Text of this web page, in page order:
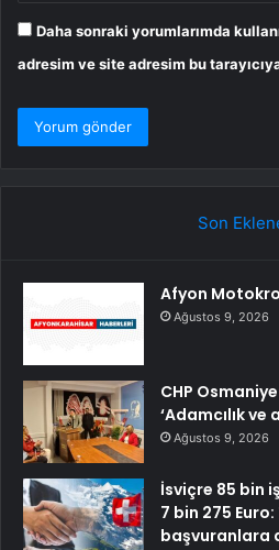
Daha sonraki yorumlarımda
adresim ve site adresim bu
Son
Afyon
Ağustos 9, 2026
CHP
‘Adamcılık ve
Ağustos 9, 2026
İsviçre 85 bin
7 bin 275
başvuranlara